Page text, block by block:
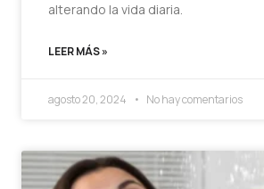
alterando la vida diaria.
LEER MÁS »
agosto 20, 2024 No hay comentarios